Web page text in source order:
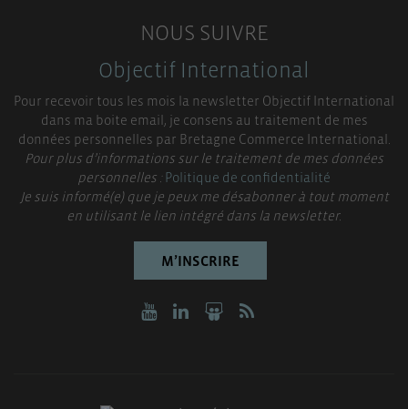
NOUS SUIVRE
Objectif International
Pour recevoir tous les mois la newsletter Objectif International
dans ma boite email, je consens au traitement de mes
données personnelles par Bretagne Commerce International.
Pour plus d’informations sur le traitement de mes données
personnelles :Politique de confidentialité
Je suis informé(e) que je peux me désabonner à tout moment
en utilisant le lien intégré dans la newsletter.
M’INSCRIRE